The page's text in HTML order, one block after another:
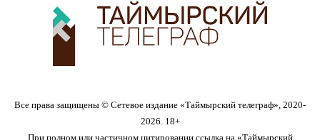
Все права защищены © Сетевое издание «Таймырский телеграф», 2020-
2026. 18+
При полном или частичном цитировании ссылка на «Таймырский